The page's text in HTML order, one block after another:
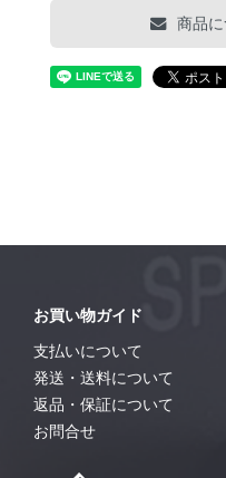
商品
お買い物ガイド
支払いについて
発送・送料について
返品・保証について
お問合せ